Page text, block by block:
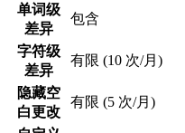
单词级
差异
包含
字符级
差异
有限 (10 次/月)
隐藏空
白更改
有限 (5 次/月)